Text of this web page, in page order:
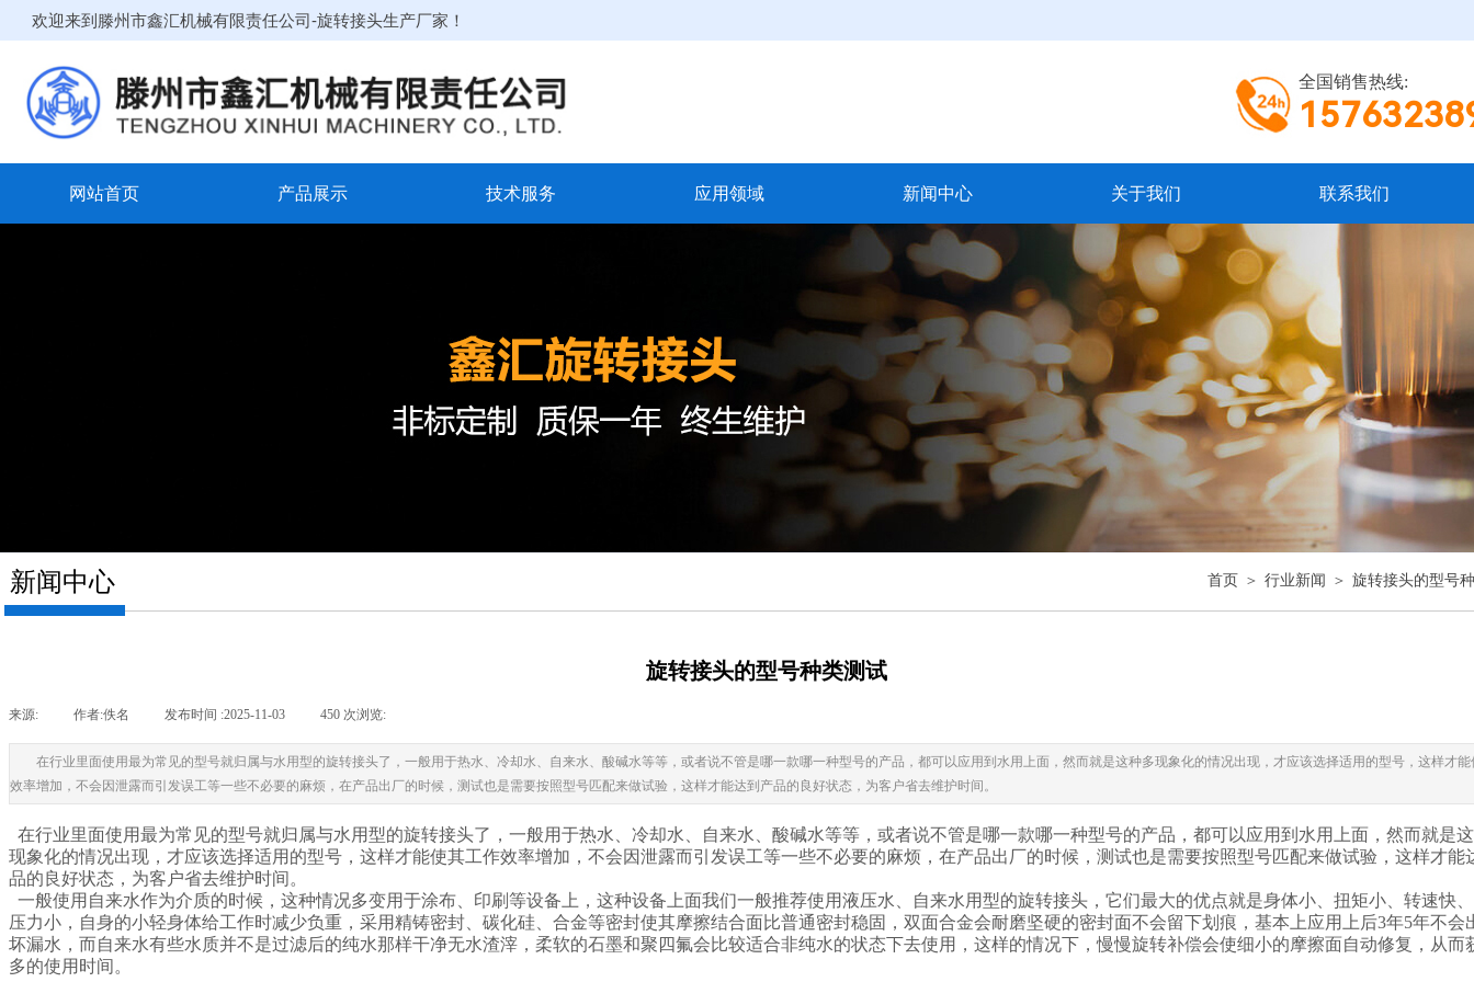
欢迎来到滕州市鑫汇机械有限责任公司-旋转接头生产厂家！
全国销售热线:
网站首页 产品展示 技术服务 应用领域 新闻中心 关于我们 联系我们
新闻中心 首页 ＞ 行业新闻 ＞ 旋转接头的型号
旋转接头的型号种类测试
来源: 作者:佚名 发布时间 :2025-11-03 450 次浏览:
在行业里面使用最为常见的型号就归属与水用型的旋转接头了，一般用于热水、冷却水、自来水、酸碱水等等，或者说不管是哪一款哪一种型号的产品，都可以应用到水用上面，然而就是这种多现象化的情况出现，才应该选择适用的型号，这样才能
效率增加，不会因泄露而引发误工等一些不必要的麻烦，在产品出厂的时候，测试也是需要按照型号匹配来做试验，这样才能达到产品的良好状态，为客户省去维护时间。
在行业里面使用最为常见的型号就归属与水用型的旋转接头了，一般用于热水、冷却水、自来水、酸碱水等等，或者说不管是哪一款哪一种型号的产品，都可以应用到水用上面，然而就是
现象化的情况出现，才应该选择适用的型号，这样才能使其工作效率增加，不会因泄露而引发误工等一些不必要的麻烦，在产品出厂的时候，测试也是需要按照型号匹配来做试验，这样才能
品的良好状态，为客户省去维护时间。
一般使用自来水作为介质的时候，这种情况多变用于涂布、印刷等设备上，这种设备上面我们一般推荐使用液压水、自来水用型的旋转接头，它们最大的优点就是身体小、扭矩小、转速快
压力小，自身的小轻身体给工作时减少负重，采用精铸密封、碳化硅、合金等密封使其摩擦结合面比普通密封稳固，双面合金会耐磨坚硬的密封面不会留下划痕，基本上应用上后3年5年不会
坏漏水，而自来水有些水质并不是过滤后的纯水那样干净无水渣滓，柔软的石墨和聚四氟会比较适合非纯水的状态下去使用，这样的情况下，慢慢旋转补偿会使细小的摩擦面自动修复，从而
多的使用时间。